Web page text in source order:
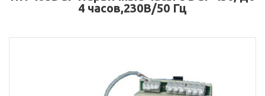
4 часов,230В/50 Гц